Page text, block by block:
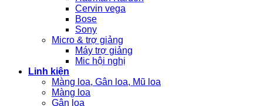
Cervin vega
Bose
Sony
Micro & trợ giảng
Máy trợ giảng
Mic hội nghị
Linh kiện
Màng loa, Gân loa, Mũ loa
Màng loa
Gân loa